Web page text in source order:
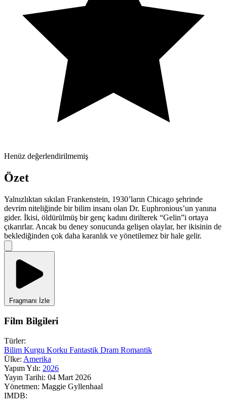
Henüz değerlendirilmemiş
Özet
Yalnızlıktan sıkılan Frankenstein, 1930’ların Chicago şehrinde
devrim niteliğinde bir bilim insanı olan Dr. Euphronious’un yanına
gider. İkisi, öldürülmüş bir genç kadını dirilterek “Gelin”i ortaya
çıkarırlar. Ancak bu deney sonucunda gelişen olaylar, her ikisinin de
beklediğinden çok daha karanlık ve yönetilemez bir hale gelir.
Fragmanı İzle
Film Bilgileri
Türler:
Bilim Kurgu Korku Fantastik Dram Romantik
Ülke: Amerika
Yapım Yılı: 2026
Yayın Tarihi: 04 Mart 2026
Yönetmen: Maggie Gyllenhaal
IMDB: